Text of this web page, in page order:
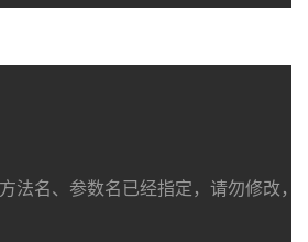
法名、参数名已经指定，请勿修改，